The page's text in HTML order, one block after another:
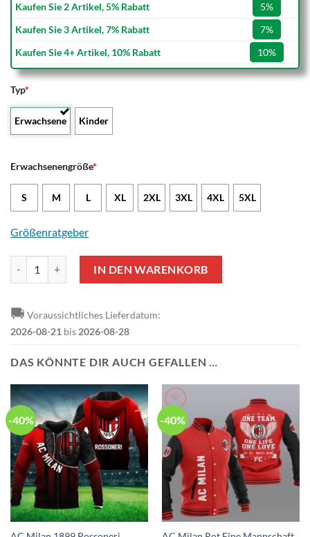
Kaufen Sie 2 Artikel, 5% Rabatt
5%
Kaufen Sie 3 Artikel, 7% Rabatt
7%
Kaufen Sie 4+ Artikel, 10% Rabatt
10%
Typ*
Erwachsene Kinder
Erwachsenengröße*
S M L XL 2XL 3XL 4XL 5XL
Größenratgeber
IN DEN WARENKORB
🚚 Voraussichtliches Lieferdatum:
2026-08-21 bis 2026-08-28
DAS KÖNNTE DIR AUCH GEFALLEN …
-40% -40%